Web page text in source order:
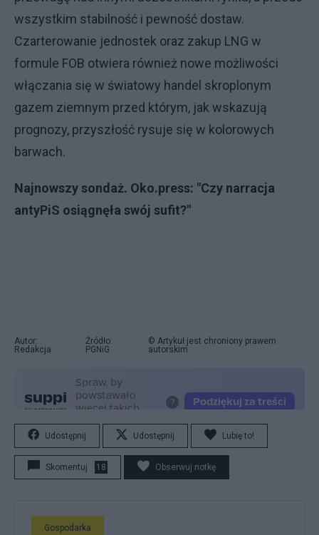
wszystkim stabilność i pewność dostaw.
Czarterowanie jednostek oraz zakup LNG w
formule FOB otwiera również nowe możliwości
włączania się w światowy handel skroplonym
gazem ziemnym przed którym, jak wskazują
prognozy, przyszłość rysuje się w kolorowych
barwach.
Najnowszy sondaż. Oko.press: "Czy narracja
antyPiS osiągnęła swój sufit?"
Autor:
Redakcja
Źródło:
PGNiG
© Artykuł jest chroniony prawem
autorskim.
Udostępnij Udostępnij Lubię to!
Skomentuj 18 Obserwuj notkę
Gospodarka